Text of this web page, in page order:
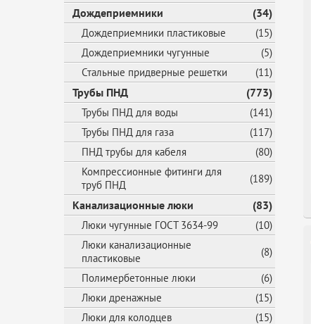
Дождеприемники (34)
Дождеприемники пластиковые
(15)
Дождеприемники чугунные
(5)
Стальные придверные решетки
(11)
Трубы ПНД (773)
Трубы ПНД для воды
(141)
Трубы ПНД для газа
(117)
ПНД трубы для кабеля
(80)
Компрессионные фитинги для
труб ПНД
(189)
Канализационные люки (83)
Люки чугунные ГОСТ 3634-99
(10)
Люки канализационные
пластиковые
(8)
Полимербетонные люки
(6)
Люки дренажные
(15)
Люки для колодцев
(15)